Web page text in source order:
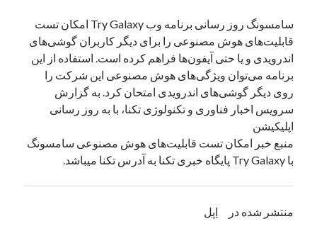
سامسونگ روز رسانی برنامه وب Try Galaxy امکان تست
قابلیت‌های هوش مصنوعی را برای دیگر کاربران گوشی‌های
اندرویدی و یا حتی آیفون‌ها فراهم کرده است. استفاده از این
برنامه می‌توان ویژگی‌های هوش مصنوعی این شرکت را
روی دیگر گوشی‌های اندرویدی امتحان کرد. به گزارش
سرویس اخبار فناوری و تکنولوژی تکنا، با به روز رسانی
اپلیکیشن
منبع خبر امکان تست قابلیت‌های هوش مصنوعی سامسونگ
با Try Galaxy پایگاه خبری تکنا به آدرس تکنا میباشد.
منتشر شده در اپل